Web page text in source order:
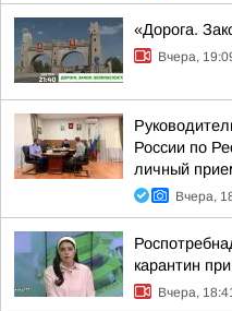
«Дорога.
Вчера,
России по
личный
Вчера,
карантин
Вчера,